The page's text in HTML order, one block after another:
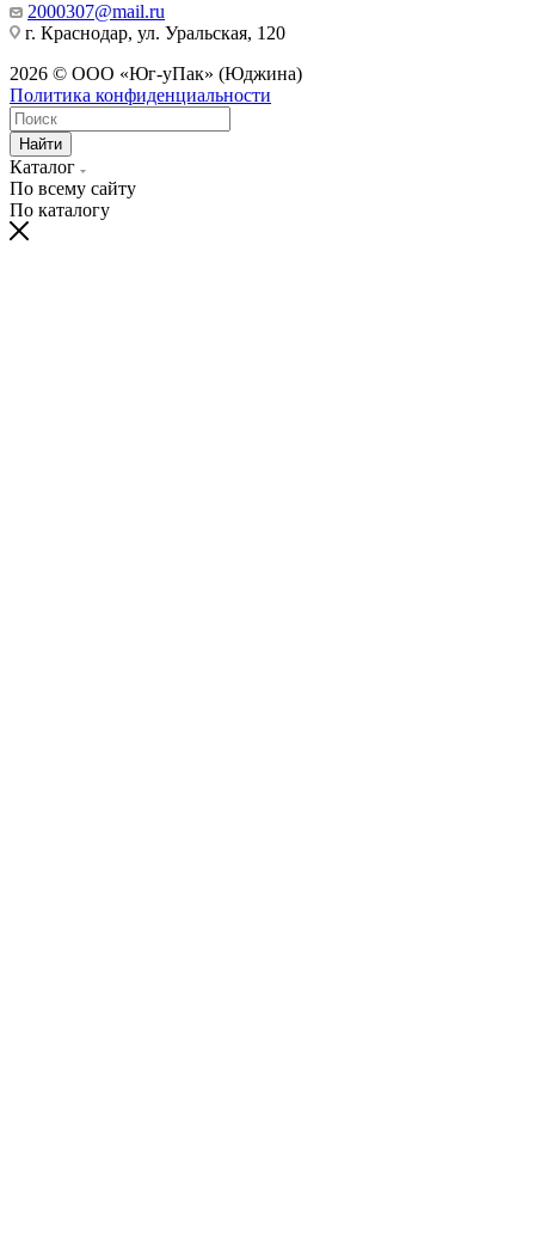
2000307@mail.ru
г. Краснодар, ул. Уральская, 120
2026 © ООО «Юг-уПак» (Юджина)
Политика конфиденциальности
Найти
Каталог
По всему сайту
По каталогу